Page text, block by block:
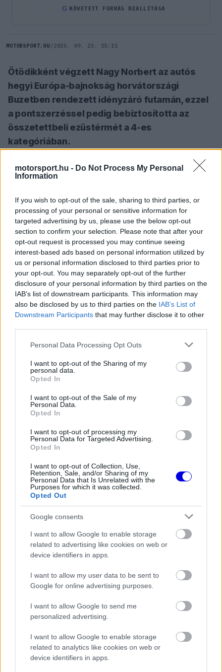
motorsport.hu - Do Not Process My Personal
Information
If you wish to opt-out of the sale, sharing to third parties, or
processing of your personal or sensitive information for
targeted advertising by us, please use the below opt-out
section to confirm your selection. Please note that after your
opt-out request is processed you may continue seeing
interest-based ads based on personal information utilized by
us or personal information disclosed to third parties prior to
your opt-out. You may separately opt-out of the further
disclosure of your personal information by third parties on the
IAB’s list of downstream participants. This information may
also be disclosed by us to third parties on the IAB’s List of
Downstream Participants that may further disclose it to other
Please note that this website/app uses one or more Google
not limited to your visit or usage behaviour. You may click to
grant or deny consent to Google and its third-party tags to
use your data for below specified purposes in below Google
consent section.
Personal Data Processing Opt Outs
I want to opt-out of the Sharing of my
personal data.
Opted In
I want to opt-out of the Sale of my
Personal Data.
Opted In
I want to opt-out of processing my
Personal Data for Targeted Advertising.
Opted In
I want to opt-out of Collection, Use,
Retention, Sale, and/or Sharing of my
Personal Data that Is Unrelated with the
Purposes for which it was collected.
Opted Out
Google consents
I want to allow Google to enable storage
related to advertising like cookies on web or
device identifiers in apps.
I want to allow my user data to be sent to
Google for online advertising purposes.
I want to allow Google to send me
personalized advertising.
I want to allow Google to enable storage
related to analytics like cookies on web or
device identifiers in apps.
G KÖVETETT FORRÁS BEÁLLÍTÁSA
MOTORSPORT.HU / 2025. 09. 23. 15:11
Ötödikként végzett Nagy Norbert az autós
hegyi Európa-bajnokság horvátországi
Buzetben rendezett idényzáró futamán, ezzel
a pontszerzéssel pedig bebiztosította az
összetettbeli ezüstérmét a 4-es
kategóriában.
SZÓLJ HOZZÁ TE IS!
"Ez a hétvége már a felszabadult versenyzésről
szólt. Apróbb technikai nehézségektől eltekintve
nagyon jó hangulatú zárása volt az idénynek, ami
biztató alap a jövő évre" - mondta csapatának
közleményében a harmincéves versenyző.
Nagy Norbert a téli szünetben váltott kategóriát a
hegyi Eb-n, az ebből adódó beállítási és műszaki
feladatokkal meg kellett küzdenie neki és a
csapatának is.
loading.
modal
window.
the server or network failed or because the format
"Az év elején sokat kísérleteztünk, hogy
megtaláljuk az optimális egyensúlyt a motorerő és
a futómű között. Versenyről versenyre fejlődtünk,
és ennek köszönhetően az idény végére stabil
FORMA-1
Fontos kulcsembert csábított át
riválisától a Red Bull